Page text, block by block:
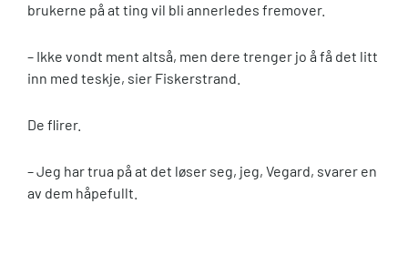
brukerne på at ting vil bli annerledes fremover.
– Ikke vondt ment altså, men dere trenger jo å få det litt
inn med teskje, sier Fiskerstrand.
De flirer.
– Jeg har trua på at det løser seg, jeg, Vegard, svarer en
av dem håpefullt.